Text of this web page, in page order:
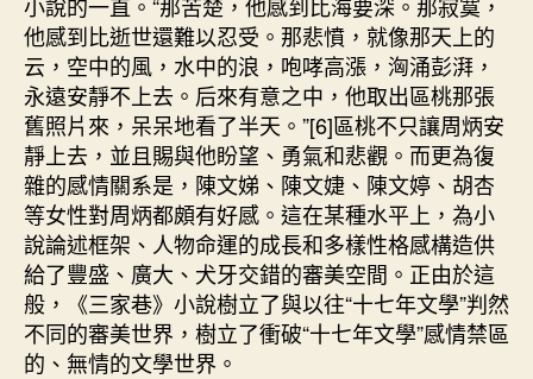
他感到比逝世還難以忍受。那悲憤，就像那天上的
云，空中的風，水中的浪，咆哮高漲，洶涌彭湃，
永遠安靜不上去。后來有意之中，他取出區桃那張
舊照片來，呆呆地看了半天。”[6]區桃不只讓周炳安
靜上去，並且賜與他盼望、勇氣和悲觀。而更為復
雜的感情關系是，陳文娣、陳文婕、陳文婷、胡杏
等女性對周炳都頗有好感。這在某種水平上，為小
說論述框架、人物命運的成長和多樣性格感構造供
給了豐盛、廣大、犬牙交錯的審美空間。正由於這
般，《三家巷》小說樹立了與以往“十七年文學”判然
不同的審美世界，樹立了衝破“十七年文學”感情禁區
的、無情的文學世界。